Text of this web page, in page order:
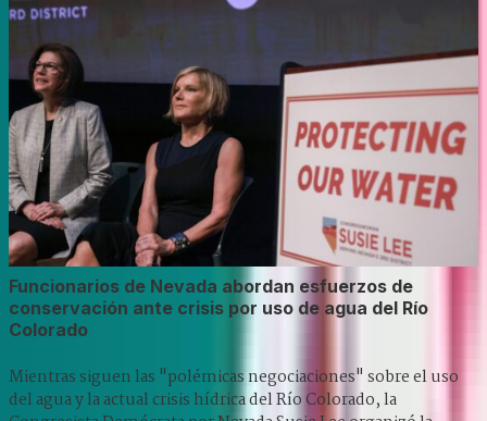
Funcionarios de Nevada abordan esfuerzos de
conservación ante crisis por uso de agua del Río
Colorado
Mientras siguen las "polémicas negociaciones" sobre el uso
del agua y la actual crisis hídrica del Río Colorado, la